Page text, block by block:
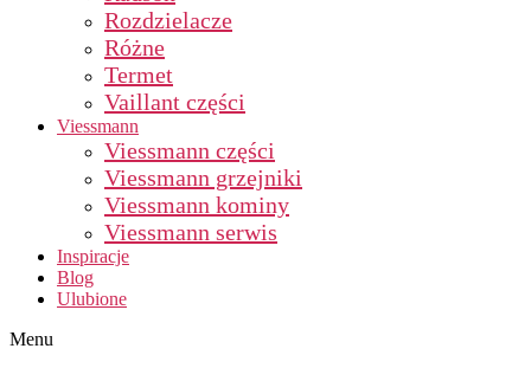
Rozdzielacze
Różne
Termet
Vaillant części
Viessmann
Viessmann części
Viessmann grzejniki
Viessmann kominy
Viessmann serwis
Inspiracje
Blog
Ulubione
Menu